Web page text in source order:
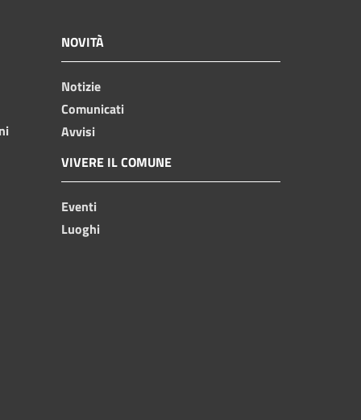
NOVITÀ
Notizie
Comunicati
Avvisi
VIVERE IL COMUNE
Eventi
Luoghi